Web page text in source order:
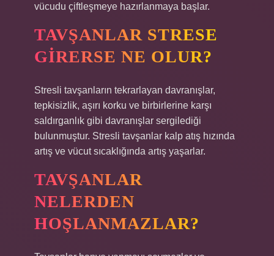
vücudu çiftleşmeye hazırlanmaya başlar.
TAVŞANLAR STRESE
GIRERSE NE OLUR?
Stresli tavşanların tekrarlayan davranışlar,
tepkisizlik, aşırı korku ve birbirlerine karşı
saldırganlık gibi davranışlar sergilediği
bulunmuştur. Stresli tavşanlar kalp atış hızında
artış ve vücut sıcaklığında artış yaşarlar.
TAVŞANLAR
NELERDEN
HOŞLANMAZLAR?